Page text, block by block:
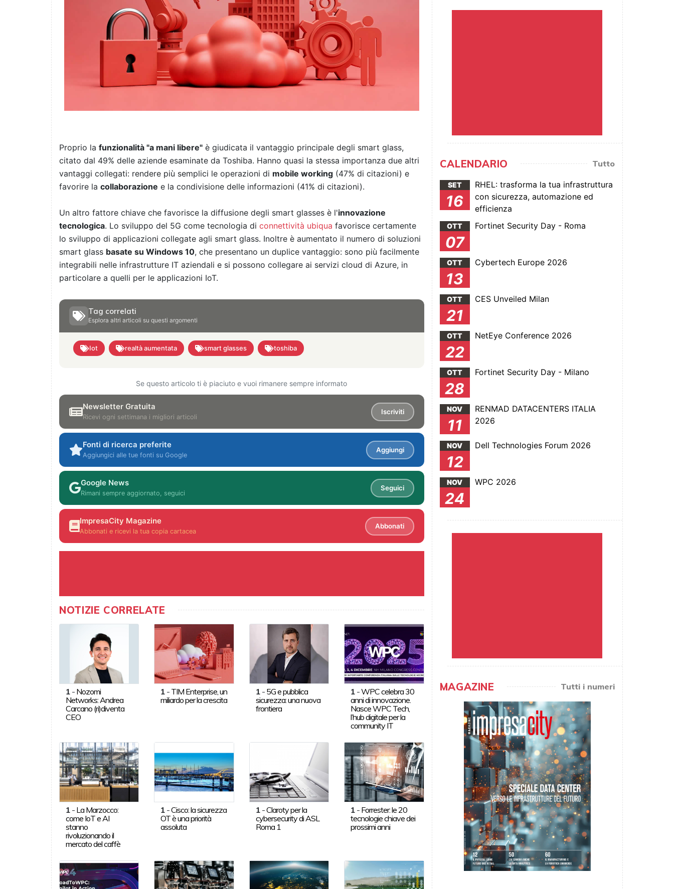
Proprio la funzionalità "a mani libere" è giudicata il vantaggio principale degli smart glass,
citato dal 49% delle aziende esaminate da Toshiba. Hanno quasi la stessa importanza due altri
vantaggi collegati: rendere più semplici le operazioni di mobile working (47% di citazioni) e
favorire la collaborazione e la condivisione delle informazioni (41% di citazioni).
Un altro fattore chiave che favorisce la diffusione degli smart glasses è l'innovazione
tecnologica. Lo sviluppo del 5G come tecnologia di connettività ubiqua favorisce certamente
lo sviluppo di applicazioni collegate agli smart glass. Inoltre è aumentato il numero di soluzioni
smart glass basate su Windows 10, che presentano un duplice vantaggio: sono più facilmente
integrabili nelle infrastrutture IT aziendali e si possono collegare ai servizi cloud di Azure, in
particolare a quelli per le applicazioni IoT.
Tag correlati
Esplora altri articoli su questi argomenti
Iot realtà aumentata smart glasses toshiba
Se questo articolo ti è piaciuto e vuoi rimanere sempre informato
Newsletter Gratuita
Ricevi ogni settimana i migliori articoli
Iscriviti
Fonti di ricerca preferite
Aggiungici alle tue fonti su Google
Aggiungi
Google News
Rimani sempre aggiornato, seguici
Seguici
ImpresaCity Magazine
Abbonati e ricevi la tua copia cartacea
Abbonati
NOTIZIE CORRELATE
1- Nozomi
Networks: Andrea
Carcano (ri)diventa
CEO
1 - TIM Enterprise, un
miliardo per la crescita
1- 5G e pubblica
sicurezza: una nuova
frontiera
1 -WPC celebra 30
anni di innovazione.
Nasce WPC Tech,
l’hub digitale per la
community IT
1- La Marzocco:
come IoT e AI
stanno
rivoluzionando il
mercato del caffè
1 -Cisco: la sicurezza
OT è una priorità
assoluta
1-Claroty per la
cybersecurity di ASL
Roma 1
1 - Forrester: le 20
tecnologie chiave dei
prossimi anni
CALENDARIO Tutto
SET
16
RHEL: trasforma la tua infrastruttura
con sicurezza, automazione ed
efficienza
OTT
07
Fortinet Security Day - Roma
OTT
13
Cybertech Europe 2026
OTT
21
CES Unveiled Milan
OTT
22
NetEye Conference 2026
OTT
28
Fortinet Security Day - Milano
NOV
11
RENMAD DATACENTERS ITALIA
2026
NOV
12
Dell Technologies Forum 2026
NOV
24
WPC 2026
MAGAZINE Tutti i numeri